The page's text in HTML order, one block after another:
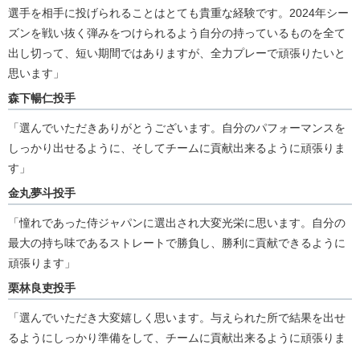
選手を相手に投げられることはとても貴重な経験です。2024年シー
ズンを戦い抜く弾みをつけられるよう自分の持っているものを全て
出し切って、短い期間ではありますが、全力プレーで頑張りたいと
思います」
森下暢仁投手
「選んでいただきありがとうございます。自分のパフォーマンスを
しっかり出せるように、そしてチームに貢献出来るように頑張りま
す」
金丸夢斗投手
「憧れであった侍ジャパンに選出され大変光栄に思います。自分の
最大の持ち味であるストレートで勝負し、勝利に貢献できるように
頑張ります」
栗林良吏投手
「選んでいただき大変嬉しく思います。与えられた所で結果を出せ
るようにしっかり準備をして、チームに貢献出来るように頑張りま